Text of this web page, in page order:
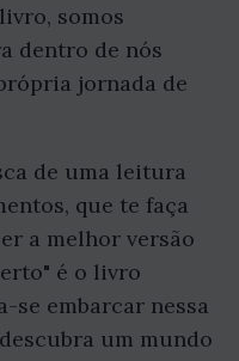
somos
dentro de nós
jornada de
de uma leitura
que te faça
a melhor versão
é o livro
se embarcar nessa
um mundo